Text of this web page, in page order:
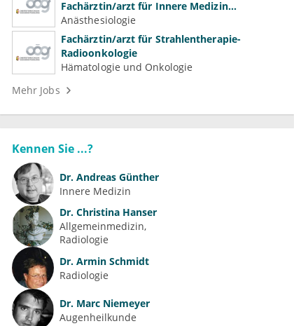
Fachärztin/arzt für Innere Medizin
(Kardiologie, Nephrologie, Intensivmedizin)
Anästhesiologie
Fachärztin/arzt für Strahlentherapie-
Radioonkologie
Hämatologie und Onkologie
Mehr Jobs
Kennen Sie ...?
Dr. Andreas Günther
Innere Medizin
Dr. Christina Hanser
Allgemeinmedizin
Radiologie
Dr. Armin Schmidt
Radiologie
Dr. Marc Niemeyer
Augenheilkunde